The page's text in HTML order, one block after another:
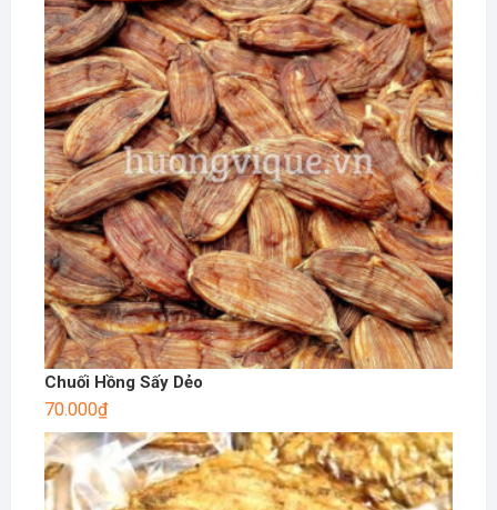
Chuối Hồng Sấy Dẻo
70.000₫